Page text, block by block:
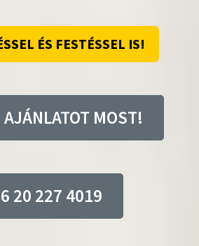
ÉS FESTÉSSEL IS!
AJÁNLATOT MOST!
20 227 4019